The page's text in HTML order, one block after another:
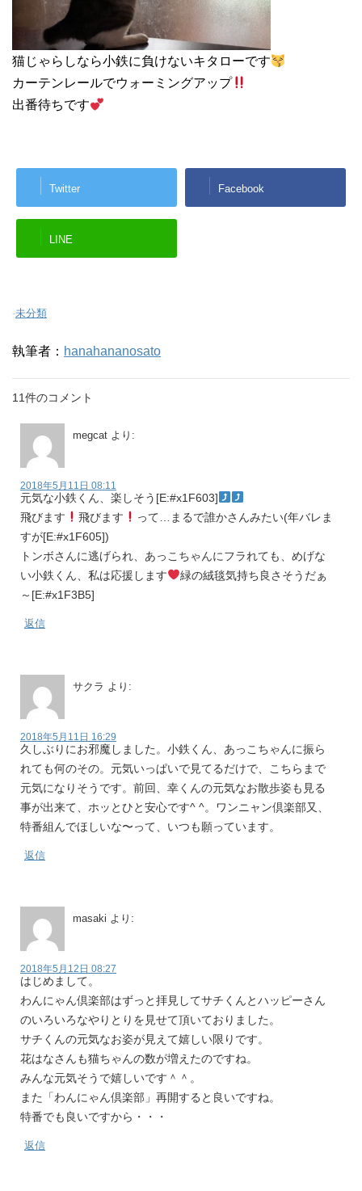
猫じゃらしなら小鉄に負けないキタローです
カーテンレールでウォーミングアップ
出番待ちです
Twitter Facebook
LINE
-未分類
執筆者： hanahananosato
11件のコメント
megcat より:
2018年5月11日 08:11
元気な小鉄くん、楽しそう[E:#x1F603]
飛びます
飛びます
って…まるで誰かさんみたい(年バレま
すが[E:#x1F605])
トンボさんに逃げられ、あっこちゃんにフラれても、めげな
い小鉄くん、私は応援します
緑の絨毯気持ち良さそうだぁ
～[E:#x1F3B5]
返信
サクラ より:
2018年5月11日 16:29
久しぶりにお邪魔しました。小鉄くん、あっこちゃんに振ら
れても何のその。元気いっぱいで見てるだけで、こちらまで
元気になりそうです。前回、幸くんの元気なお散歩姿も見る
事が出来て、ホッとひと安心です^ ^。ワンニャン倶楽部又、
特番組んでほしいな〜って、いつも願っています。
返信
masaki より:
2018年5月12日 08:27
はじめまして。
わんにゃん倶楽部はずっと拝見してサチくんとハッピーさん
のいろいろなやりとりを見せて頂いておりました。
サチくんの元気なお姿が見えて嬉しい限りです。
花はなさんも猫ちゃんの数が増えたのですね。
みんな元気そうで嬉しいです＾＾。
また「わんにゃん倶楽部」再開すると良いですね。
特番でも良いですから・・・
返信